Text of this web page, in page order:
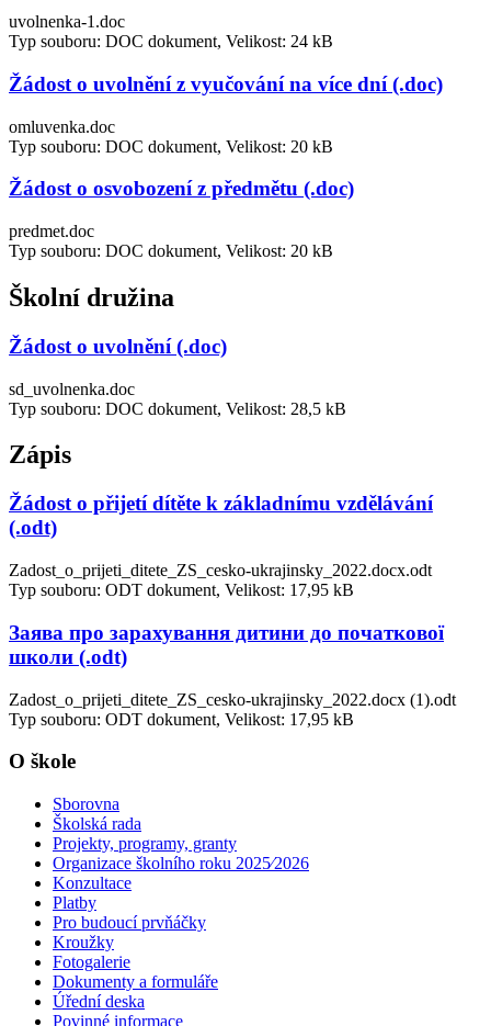
uvolnenka-1.doc
Typ souboru: DOC dokument, Velikost: 24 kB
Žádost o uvolnění z vyučování na více dní (.doc)
omluvenka.doc
Typ souboru: DOC dokument, Velikost: 20 kB
Žádost o osvobození z předmětu (.doc)
predmet.doc
Typ souboru: DOC dokument, Velikost: 20 kB
Školní družina
Žádost o uvolnění (.doc)
sd_uvolnenka.doc
Typ souboru: DOC dokument, Velikost: 28,5 kB
Zápis
Žádost o přijetí dítěte k základnímu vzdělávání
(.odt)
Zadost_o_prijeti_ditete_ZS_cesko-ukrajinsky_2022.docx.odt
Typ souboru: ODT dokument, Velikost: 17,95 kB
Заява про зарахування дитини до початкової
школи (.odt)
Zadost_o_prijeti_ditete_ZS_cesko-ukrajinsky_2022.docx (1).odt
Typ souboru: ODT dokument, Velikost: 17,95 kB
O škole
Sborovna
Školská rada
Projekty, programy, granty
Organizace školního roku 2025⁄2026
Konzultace
Platby
Pro budoucí prvňáčky
Kroužky
Fotogalerie
Dokumenty a formuláře
Úřední deska
Povinné informace